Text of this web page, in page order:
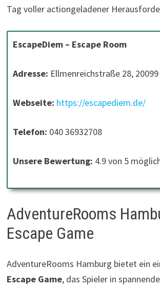
Tag voller actiongeladener
EscapeDiem – Escape Room
Adresse: Ellmenreichstraße 28,
Webseite: https://escapediem.de/
Telefon: 040 36932708
Unsere Bewertung: 4.9 von 5
AdventureRooms
Escape Game
AdventureRooms Hamburg bietet ein
Escape Game, das Spieler in